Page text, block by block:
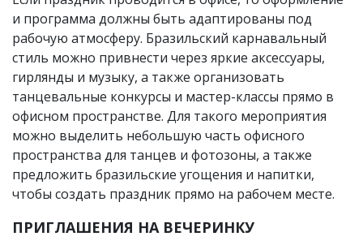
и программа должны быть адаптированы под
рабочую атмосферу. Бразильский карнавальный
стиль можно привнести через яркие аксессуары,
гирлянды и музыку, а также организовать
танцевальные конкурсы и мастер-классы прямо в
офисном пространстве. Для такого мероприятия
можно выделить небольшую часть офисного
пространства для танцев и фотозоны, а также
предложить бразильские угощения и напитки,
чтобы создать праздник прямо на рабочем месте.
ПРИГЛАШЕНИЯ НА ВЕЧЕРИНКУ